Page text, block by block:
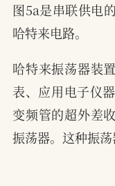
图5a是串联供电
哈特来电路。
哈特来振荡器装
表、应用电子仪
变频管的超外差
振荡器。这种振荡